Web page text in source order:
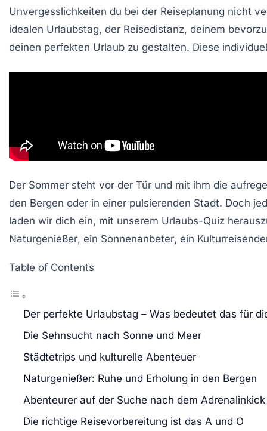
Unvergesslichkeiten du bei der Reiseplanung nicht
idealen Urlaubstag, der Reisedistanz, deinem
deinen perfekten Urlaub zu gestalten. Diese
Der Sommer steht vor der Tür und mit ihm die
den Bergen oder in einer pulsierenden Stadt. Doch
laden wir dich ein, mit unserem Urlaubs-Quiz
Naturgenießer, ein Sonnenanbeter, ein
Table of Contents
Der perfekte Urlaubstag – Was bedeutet das für
Die Sehnsucht nach Sonne und Meer
Städtetrips und kulturelle Abenteuer
Naturgenießer: Ruhe und Erholung in den Bergen
Abenteurer auf der Suche nach dem Adrenalinkick
Die richtige Reisevorbereitung ist das A und O